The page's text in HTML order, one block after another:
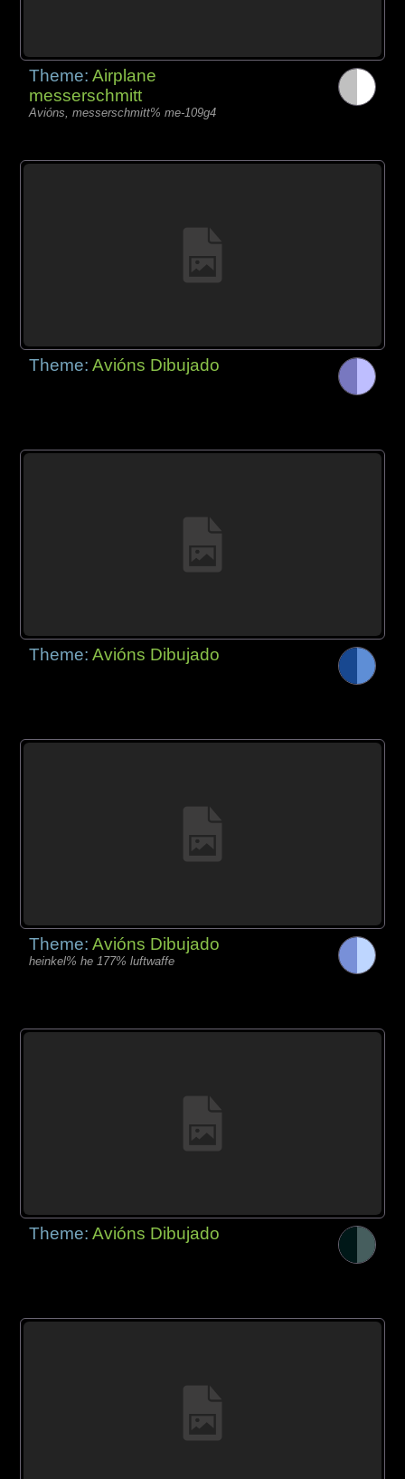
Theme:Airplane
messerschmitt
Avións, messerschmitt% me-109g4
Theme:Avións Dibujado
Theme:Avións Dibujado
Theme:Avións Dibujado
heinkel% he 177% luftwaffe
Theme:Avións Dibujado